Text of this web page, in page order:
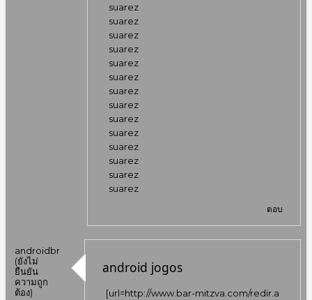
suarez
suarez
suarez
suarez
suarez
suarez
suarez
suarez
suarez
suarez
suarez
suarez
suarez
suarez
ตอบ
androidbr
(ยังไม่
ยืนยัน
ความถูก
ต้อง)
android jogos
[url=http://www.bar-mitzva.com/redir.a